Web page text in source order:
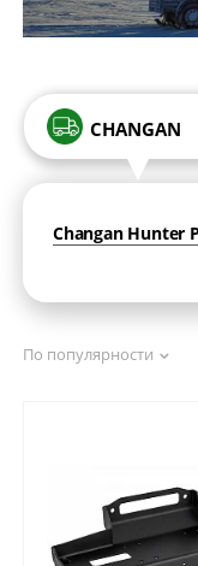
CHANGAN
Changan Hunter
По популярности